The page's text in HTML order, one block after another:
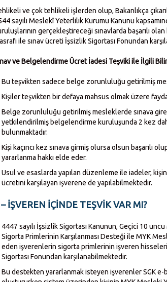
ve çok tehlikeli işlerden olup, Bakanlıkça
sayılı Meslekî Yeterlilik Kurumu Kanunu
gerçekleştireceği sınavlarda başarılı
ile sınav ücreti İşsizlik Sigortası Fonundan
ve Belgelendirme Ücret İadesi Teşviki ile İlgili
Bu teşvikten sadece belge zorunluluğu getirilmiş
Kişiler teşvikten bir defaya mahsus olmak üzere
Belge zorunluluğu getirilmiş mesleklerde sınava
yetkilendirilmiş belgelendirme kuruluşunda 2 kez
bulunmaktadır.
Kişi kaçıncı kez sınava girmiş olursa olsun başarılı
yararlanma hakkı elde eder.
Usul ve esaslarda yapılan düzenleme ile iadeler,
ücretini karşılayan işverene de yapılabilmektedir.
İŞVEREN İÇİNDE TEŞVİK VAR MI?
4447 sayılı İşsizlik Sigortası Kanunun, Geçici 10
Sigorta Primlerinin Karşılanması Desteği ile MYK
eden işverenlerin sigorta primlerinin işveren
Sigortası Fonundan karşılanabilmektedir.
Bu destekten yararlanmak isteyen işverenler SGK e-